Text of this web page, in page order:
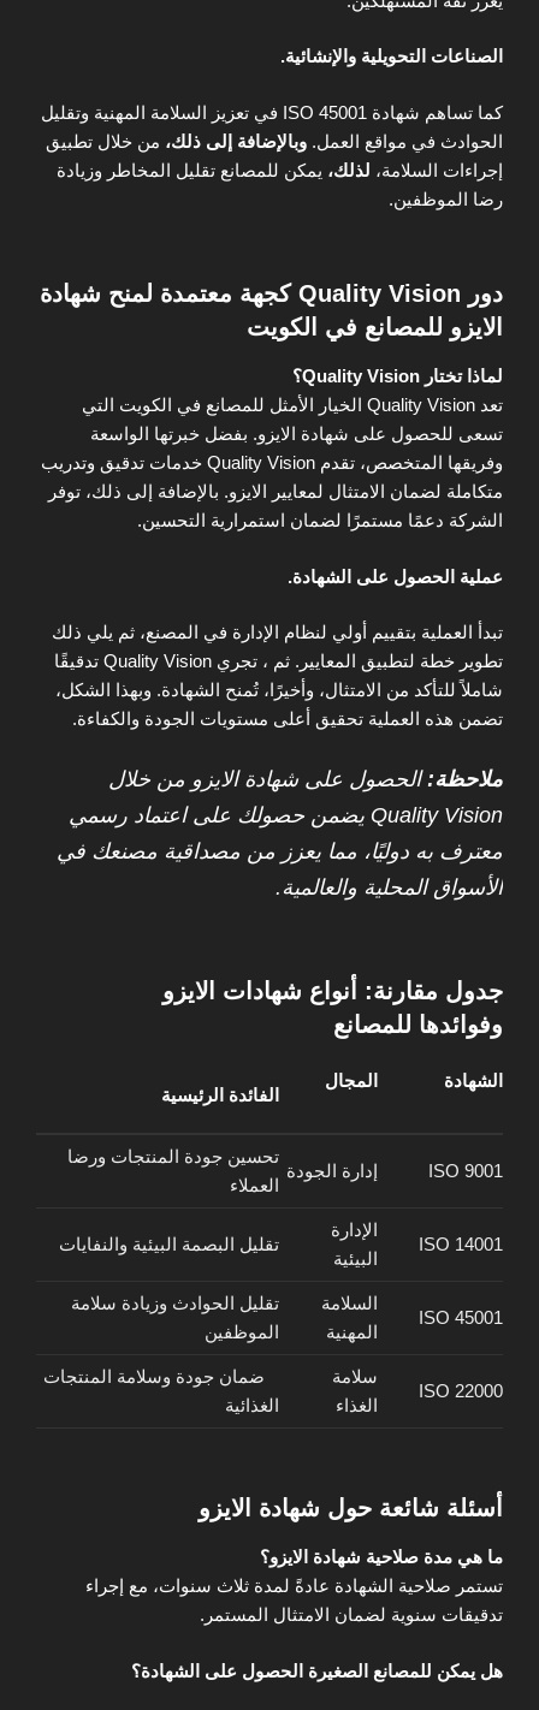
الصناعات التحويلية والإنشائية.
كما تساهم شهادة ISO 45001 في تعزيز السلامة المهنية وتقليل
الحوادث في مواقع العمل. وبالإضافة إلى ذلك، من خلال تطبيق
إجراءات السلامة، لذلك، يمكن للمصانع تقليل المخاطر وزيادة
رضا الموظفين.
دور Quality Vision كجهة معتمدة لمنح شهادة
الايزو للمصانع في الكويت
لماذا تختار Quality Vision؟
تعد Quality Vision الخيار الأمثل للمصانع في الكويت التي
تسعى للحصول على شهادة الايزو. بفضل خبرتها الواسعة
وفريقها المتخصص، تقدم Quality Vision خدمات تدقيق وتدريب
متكاملة لضمان الامتثال لمعايير الايزو. بالإضافة إلى ذلك، توفر
الشركة دعمًا مستمرًا لضمان استمرارية التحسين.
عملية الحصول على الشهادة.
تبدأ العملية بتقييم أولي لنظام الإدارة في المصنع، ثم يلي ذلك
تطوير خطة لتطبيق المعايير. ثم ، تجري Quality Vision تدقيقًا
شاملاً للتأكد من الامتثال، وأخيرًا، تُمنح الشهادة. وبهذا الشكل،
تضمن هذه العملية تحقيق أعلى مستويات الجودة والكفاءة.
ملاحظة: الحصول على شهادة الايزو من خلال
Quality Vision يضمن حصولك على اعتماد رسمي
معترف به دوليًا، مما يعزز من مصداقية مصنعك في
الأسواق المحلية والعالمية.
جدول مقارنة: أنواع شهادات الايزو
وفوائدها للمصانع
الشهادة المجال
الفائدة الرئيسية
ISO 9001 إدارة الجودة
تحسين جودة المنتجات ورضا
العملاء
ISO 14001
الإدارة
البيئية
تقليل البصمة البيئية والنفايات
ISO 45001
السلامة
المهنية
تقليل الحوادث وزيادة سلامة
الموظفين
ISO 22000
سلامة
الغذاء
ضمان جودة وسلامة المنتجات
الغذائية
أسئلة شائعة حول شهادة الايزو
ما هي مدة صلاحية شهادة الايزو؟
تستمر صلاحية الشهادة عادةً لمدة ثلاث سنوات، مع إجراء
تدقيقات سنوية لضمان الامتثال المستمر.
هل يمكن للمصانع الصغيرة الحصول على الشهادة؟